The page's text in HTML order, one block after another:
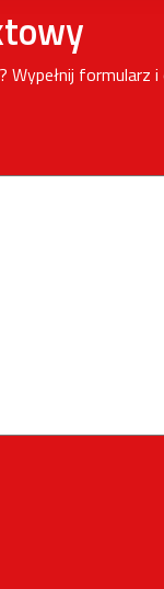
Wypełnij